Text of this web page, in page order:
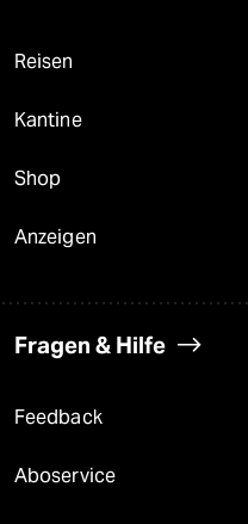
Reisen
Kantine
Shop
Anzeigen
Fragen & Hilfe
Feedback
Aboservice